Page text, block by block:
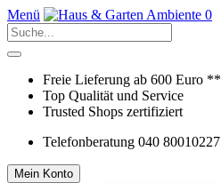
Menü 0
Freie Lieferung ab 600 Euro **
Top Qualität und Service
Trusted Shops zertifiziert
Telefonberatung 040 80010227
Mein Konto